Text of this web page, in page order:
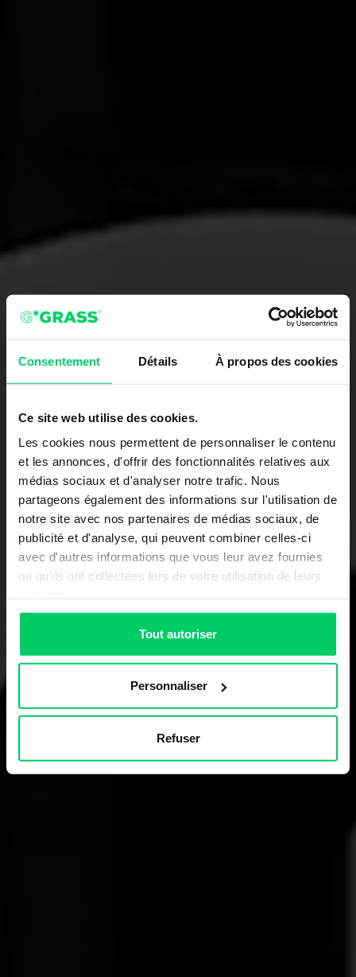
Consentement Détails À propos des cookies
Ce site web utilise des cookies.
Les cookies nous permettent de personnaliser le contenu
et les annonces, d'offrir des fonctionnalités relatives aux
médias sociaux et d'analyser notre trafic. Nous
partageons également des informations sur l'utilisation de
notre site avec nos partenaires de médias sociaux, de
publicité et d'analyse, qui peuvent combiner celles-ci
avec d'autres informations que vous leur avez fournies
ou qu'ils ont collectées lors de votre utilisation de leurs
Tout autoriser
Personnaliser
Refuser